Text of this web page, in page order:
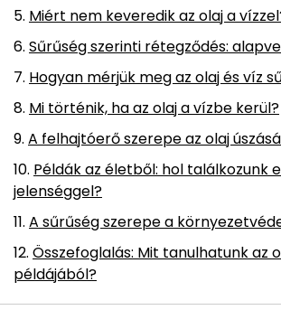
Miért nem keveredik az olaj a
Sűrűség szerinti rétegződés:
Hogyan mérjük meg az olaj és víz
Mi történik, ha az olaj a vízbe kerül?
A felhajtóerő szerepe az olaj
Példák az életből: hol találkozunk
jelenséggel?
A sűrűség szerepe a
Összefoglalás: Mit tanulhatunk az
példájából?